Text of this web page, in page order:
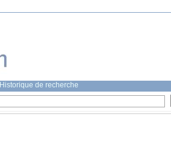
Historique de recherche